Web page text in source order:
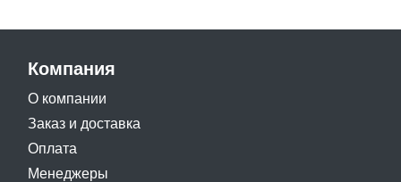
Компания
О компании
Заказ и доставка
Оплата
Менеджеры